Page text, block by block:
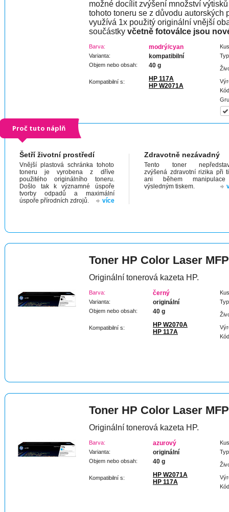
možné docílit zvýšení množství
tohoto toneru se z důvodu autorských
využívá 1x použitý originální vnější
součástky včetně fotoválce jsou
Barva: modrý/cyan
Varianta: kompatibilní
Objem nebo obsah: 40 g
Kompatibilní s:
HP 117A
HP W2071A
Proč tuto náplň
Šetří životní prostředí
Vnější plastová schránka tohoto
toneru je vyrobena z dříve
použitého originálního toneru.
Došlo tak k významné úspoře
tvorby odpadů a maximální
úspoře přírodních zdrojů.
více
Zdravotně nezávadný
Tento toner
zvýšená zdravotní rizika při
ani během
výsledným tiskem.
Toner HP Color Laser
Originální tonerová kazeta HP.
Barva: černý
Varianta: originální
Objem nebo obsah: 40 g
Kompatibilní s:
HP W2070A
HP 117A
Toner HP Color Laser
Originální tonerová kazeta HP.
Barva: azurový
Varianta: originální
Objem nebo obsah: 40 g
Kompatibilní s:
HP W2071A
HP 117A